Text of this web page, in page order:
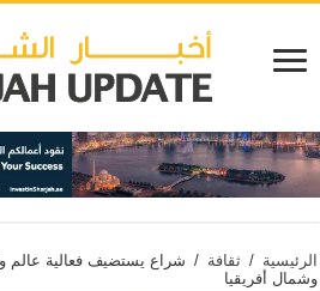
الرئيسية / ثقافة / شراع يستضيف فعالية
وشمال أفريقيا